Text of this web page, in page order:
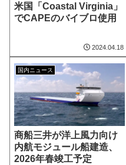
米国「Coastal Virginia」
でCAPEのバイブロ使用
2024.04.18
国内ニュース
商船三井が洋上風力向け
内航モジュール船建造、
2026年春竣工予定